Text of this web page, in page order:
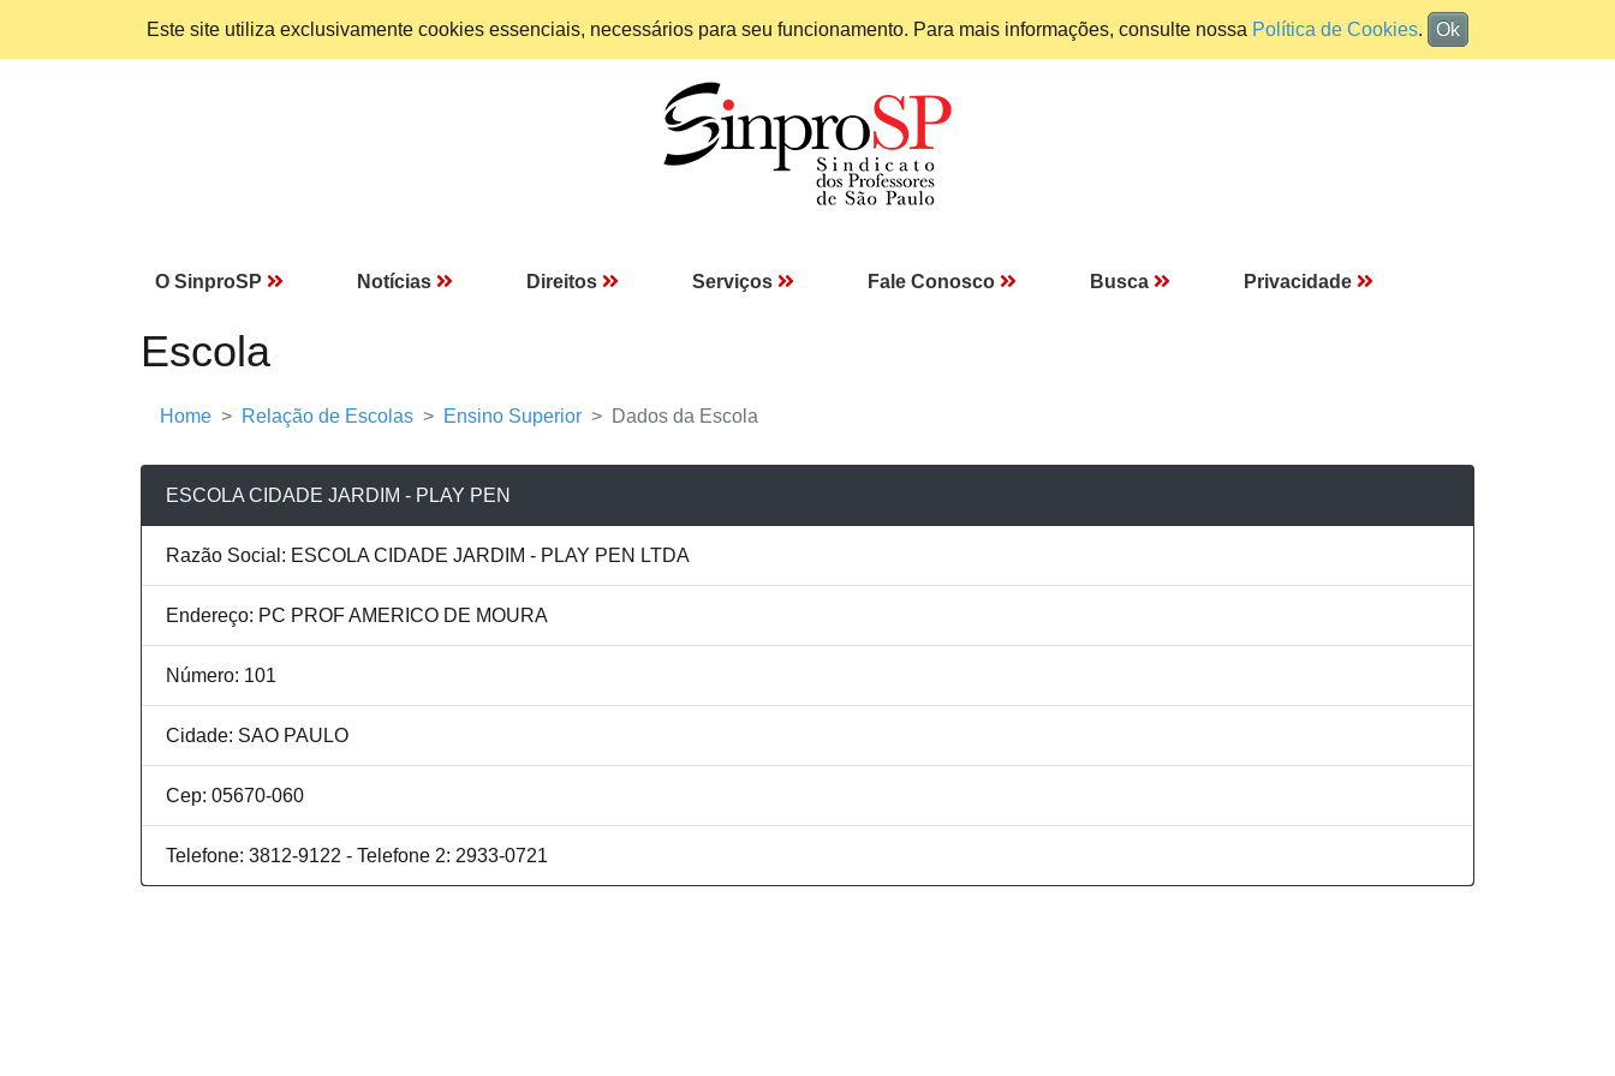
Este site utiliza exclusivamente cookies essenciais, necessários para seu funcionamento. Para mais informações, consulte nossa Política de Cookies. Ok
O SinproSP Notícias Direitos Serviços Fale Conosco Busca Privacidade
Escola
Home Relação de Escolas Ensino Superior Dados da Escola
ESCOLA CIDADE JARDIM - PLAY PEN
Razão Social: ESCOLA CIDADE JARDIM - PLAY PEN LTDA
Endereço: PC PROF AMERICO DE MOURA
Número: 101
Cidade: SAO PAULO
Cep: 05670-060
Telefone: 3812-9122 - Telefone 2: 2933-0721